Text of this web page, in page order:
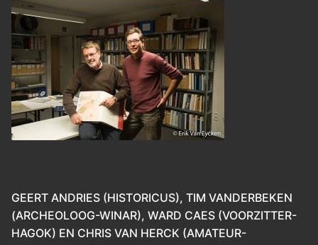
GEERT ANDRIES (HISTORICUS), TIM VANDERBEKEN
(ARCHEOLOOG-WINAR), WARD CAES (VOORZITTER-
HAGOK) EN CHRIS VAN HERCK (AMATEUR-